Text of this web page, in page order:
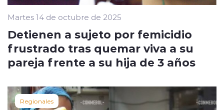
Martes 14 de octubre de 2025
Detienen a sujeto por femicidio
frustrado tras quemar viva a su
pareja frente a su hija de 3 años
Regionales